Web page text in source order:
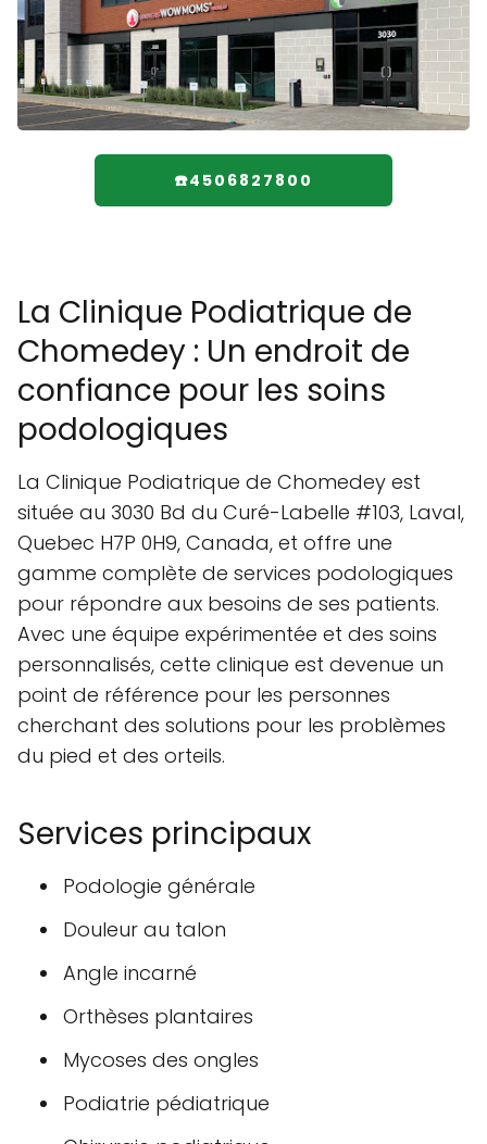
☎️4506827800
La Clinique Podiatrique de
Chomedey : Un endroit de
confiance pour les soins
podologiques
La Clinique Podiatrique de Chomedey est
située au 3030 Bd du Curé-Labelle #103, Laval,
Quebec H7P 0H9, Canada, et offre une
gamme complète de services podologiques
pour répondre aux besoins de ses patients.
Avec une équipe expérimentée et des soins
personnalisés, cette clinique est devenue un
point de référence pour les personnes
cherchant des solutions pour les problèmes
du pied et des orteils.
Services principaux
Podologie générale
Douleur au talon
Angle incarné
Orthèses plantaires
Mycoses des ongles
Podiatrie pédiatrique